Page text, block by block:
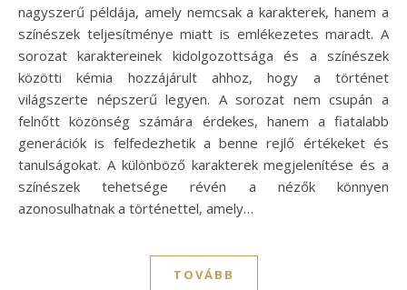
nagyszerű példája, amely nemcsak a karakterek, hanem a
színészek teljesítménye miatt is emlékezetes maradt. A
sorozat karaktereinek kidolgozottsága és a színészek
közötti kémia hozzájárult ahhoz, hogy a történet
világszerte népszerű legyen. A sorozat nem csupán a
felnőtt közönség számára érdekes, hanem a fiatalabb
generációk is felfedezhetik a benne rejlő értékeket és
tanulságokat. A különböző karakterek megjelenítése és a
színészek tehetsége révén a nézők könnyen
azonosulhatnak a történettel, amely…
TOVÁBB